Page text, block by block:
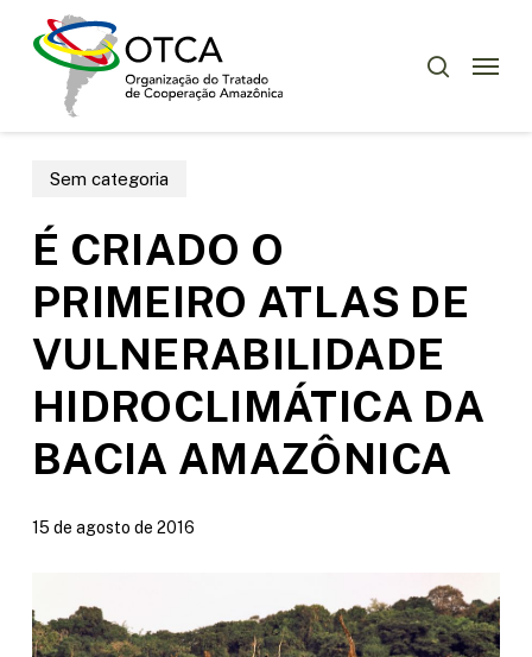
Menu
Sem categoria
É CRIADO O
PRIMEIRO ATLAS DE
VULNERABILIDADE
HIDROCLIMÁTICA DA
BACIA AMAZÔNICA
15 de agosto de 2016